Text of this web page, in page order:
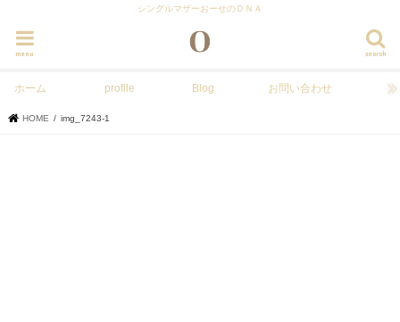
シングルマザーおーせのＤＮＡ
search
menu
ホーム profile Blog お問い合わせ
HOME img_7243-1